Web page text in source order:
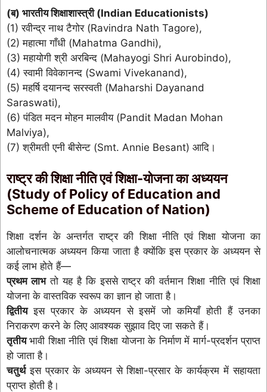
(ब) भारतीय शिक्षाशास्त्री (Indian Educationists)
(1) रवीन्द्र नाथ टैगोर (Ravindra Nath Tagore),
(2) महात्मा गाँधी (Mahatma Gandhi),
(3) महायोगी श्री अरबिन्द (Mahayogi Shri Aurobindo),
(4) स्वामी विवेकानन्द (Swami Vivekanand),
(5) महर्षि दयानन्द सरस्वती (Maharshi Dayanand
Saraswati),
(6) पंडित मदन मोहन मालवीय (Pandit Madan Mohan
Malviya),
(7) श्रीमती एनी बीसेन्ट (Smt. Annie Besant) आदि।
राष्ट्र की शिक्षा नीति एवं शिक्षा-योजना का अध्ययन
(Study of Policy of Education and
Scheme of Education of Nation)
शिक्षा दर्शन के अन्तर्गत राष्ट्र की शिक्षा नीति एवं शिक्षा योजना का
आलोचनात्मक अध्ययन किया जाता है क्योंकि इस प्रकार के अध्ययन से
कई लाभ होते हैं—
प्रथम लाभतो यह है कि इससे राष्ट्र की वर्तमान शिक्षा नीति एवं शिक्षा
योजना के वास्तविक स्वरूप का ज्ञान हो जाता है।
द्वितीयइस प्रकार के अध्ययन से इसमें जो कमियाँ होती हैं उनका
निराकरण करने के लिए आवश्यक सुझाव दिए जा सकते हैं।
तृतीयभावी शिक्षा नीति एवं शिक्षा योजना के निर्माण में मार्ग-प्रदर्शन प्राप्त
हो जाता है।
चतुर्थइस प्रकार के अध्ययन से शिक्षा-प्रसार के कार्यक्रम में सहायता
प्राप्त होती है।